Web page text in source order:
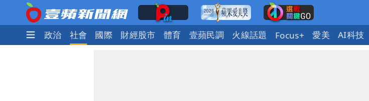
生活 政治 社會 國際 財經股市 體育 壹蘋民調 火線話題 Focus+ 愛美 AI科技